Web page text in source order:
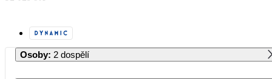
Osoby: 2 dospělí